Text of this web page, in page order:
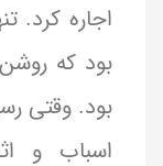
اجاره کرد.
بود که
بود. وقتی
اسباب و